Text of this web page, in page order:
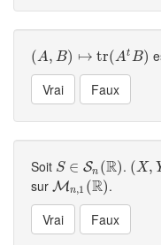
(A, B) ↦ tr(AtB)
(A,B )↦t (At B)
Soit S ∈ Sn (R)
S∈S n(R) . (X,
(X,Y )
sur Mn,1 (R)
Mn,1( R) .